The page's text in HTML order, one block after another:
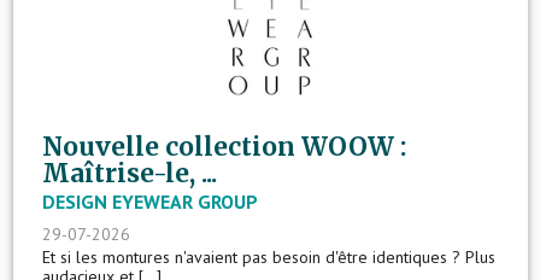
Nouvelle collection WOOW :
Maîtrise-le, ...
DESIGN EYEWEAR GROUP
29-07-2026
Et si les montures n'avaient pas besoin d'être identiques ? Plus